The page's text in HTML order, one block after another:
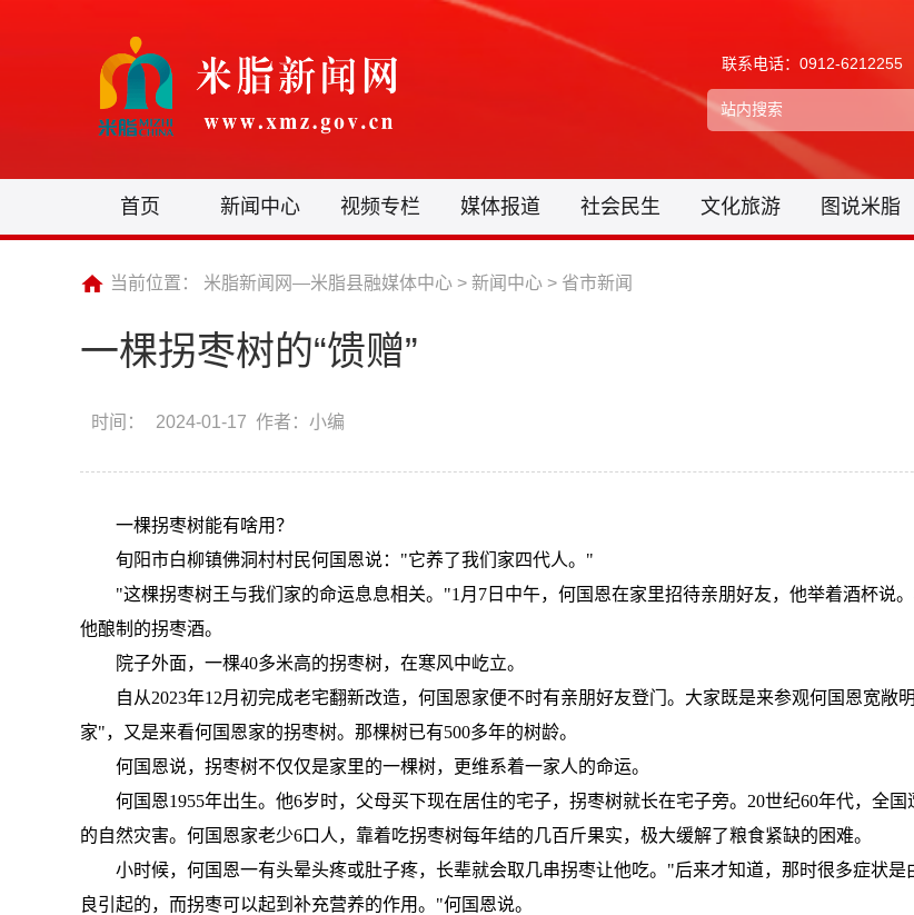
联系电话：0912-6212255
首页 新闻中心 视频专栏 媒体报道 社会民生 文化旅游 图说米脂
当前位置： 米脂新闻网—米脂县融媒体中心 > 新闻中心 > 省市新闻
一棵拐枣树的“馈赠”
时间： 2024-01-17 作者：小编
一棵拐枣树能有啥用？
旬阳市白柳镇佛洞村村民何国恩说："它养了我们家四代人。"
"这棵拐枣树王与我们家的命运息息相关。"1月7日中午，何国恩在家里招待亲朋好友，他举着酒杯说
他酿制的拐枣酒。
院子外面，一棵40多米高的拐枣树，在寒风中屹立。
自从2023年12月初完成老宅翻新改造，何国恩家便不时有亲朋好友登门。大家既是来参观何国恩宽敞
家"，又是来看何国恩家的拐枣树。那棵树已有500多年的树龄。
何国恩说，拐枣树不仅仅是家里的一棵树，更维系着一家人的命运。
何国恩1955年出生。他6岁时，父母买下现在居住的宅子，拐枣树就长在宅子旁。20世纪60年代，全国
的自然灾害。何国恩家老少6口人，靠着吃拐枣树每年结的几百斤果实，极大缓解了粮食紧缺的困难。
小时候，何国恩一有头晕头疼或肚子疼，长辈就会取几串拐枣让他吃。"后来才知道，那时很多症状是
良引起的，而拐枣可以起到补充营养的作用。"何国恩说。